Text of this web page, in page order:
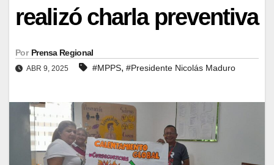
realizó charla preventiva
Por Prensa Regional
ABR 9, 2025 #MPPS, #Presidente Nicolás Maduro